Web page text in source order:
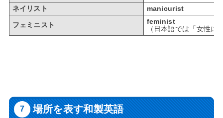
ネイリスト
manicurist
フェミニスト
feminist
（日本語では「女性
場所を表す和製英語